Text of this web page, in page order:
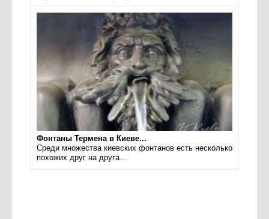
Фонтаны Термена в Киеве...
Среди множества киевских фонтанов есть несколько
похожих друг на друга...